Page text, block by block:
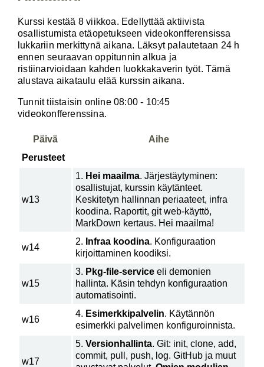
Kurssi kestää 8 viikkoa. Edellyttää aktiivista
osallistumista etäopetukseen videokonfferensissa
lukkariin merkittynä aikana. Läksyt palautetaan 24 h
ennen seuraavan oppitunnin alkua ja
ristiinarvioidaan kahden luokkakaverin työt. Tämä
alustava aikataulu elää kurssin aikana.
Tunnit tiistaisin online 08:00 - 10:45
videokonfferenssina.
Päivä
Aihe
Perusteet
w13
1. Hei maailma. Järjestäytyminen:
osallistujat, kurssin käytänteet.
Keskitetyn hallinnan periaateet, infra
koodina. Raportit, git web-käyttö,
MarkDown kertaus. Hei maailma!
w14
2. Infraa koodina. Konfiguraation
kirjoittaminen koodiksi.
w15
3. Pkg-file-service eli demonien
hallinta. Käsin tehdyn konfiguraation
automatisointi.
w16
4. Esimerkkipalvelin. Käytännön
esimerkki palvelimen konfiguroinnista.
w17
5. Versionhallinta. Git: init, clone, add,
commit, pull, push, log. GitHub ja muut